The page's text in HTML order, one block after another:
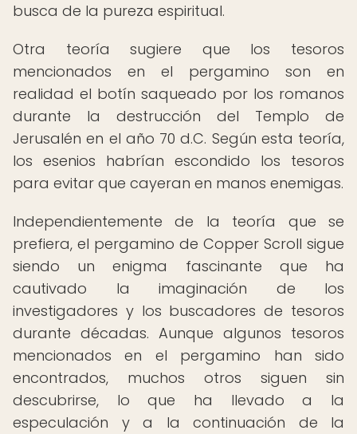
busca de la pureza espiritual.
Otra teoría sugiere que los tesoros
mencionados en el pergamino son en
realidad el botín saqueado por los romanos
durante la destrucción del Templo de
Jerusalén en el año 70 d.C. Según esta teoría,
los esenios habrían escondido los tesoros
para evitar que cayeran en manos enemigas.
Independientemente de la teoría que se
prefiera, el pergamino de Copper Scroll sigue
siendo un enigma fascinante que ha
cautivado la imaginación de los
investigadores y los buscadores de tesoros
durante décadas. Aunque algunos tesoros
mencionados en el pergamino han sido
encontrados, muchos otros siguen sin
descubrirse, lo que ha llevado a la
especulación y a la continuación de la